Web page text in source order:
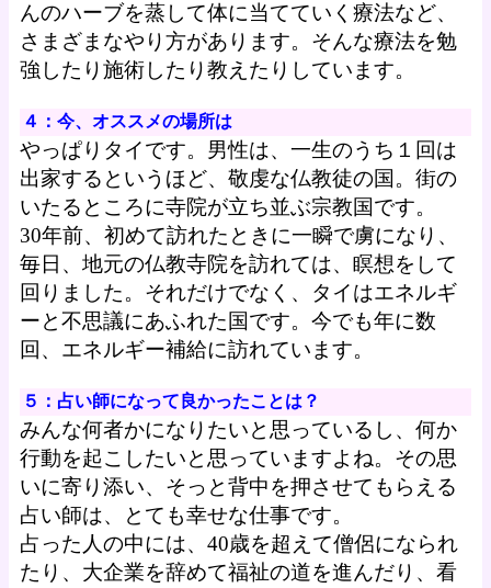
んのハーブを蒸して体に当てていく療法など、
さまざまなやり方があります。そんな療法を勉
強したり施術したり教えたりしています。
４：今、オススメの場所は
やっぱりタイです。男性は、一生のうち１回は
出家するというほど、敬虔な仏教徒の国。街の
いたるところに寺院が立ち並ぶ宗教国です。
30年前、初めて訪れたときに一瞬で虜になり、
毎日、地元の仏教寺院を訪れては、瞑想をして
回りました。それだけでなく、タイはエネルギ
ーと不思議にあふれた国です。今でも年に数
回、エネルギー補給に訪れています。
５：占い師になって良かったことは？
みんな何者かになりたいと思っているし、何か
行動を起こしたいと思っていますよね。その思
いに寄り添い、そっと背中を押させてもらえる
占い師は、とても幸せな仕事です。
占った人の中には、40歳を超えて僧侶になられ
たり、大企業を辞めて福祉の道を進んだり、看